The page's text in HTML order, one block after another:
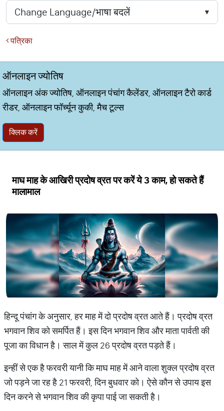
पत्रिका
ऑनलाइन ज्योतिष
ऑनलाइन अंक ज्योतिष, ऑनलाइन पंचांग कैलेंडर, ऑनलाइन टैरो कार्ड
रीडर, ऑनलाइन फॉर्च्यून कुकी, मैच टूल्स
क्लिक करें
माघ माह के आखिरी प्रदोष व्रत पर करें ये 3 काम, हो सकते हैं
मालामाल
हिन्दू पंचांग के अनुसार, हर माह में दो प्रदोष व्रत आते हैं। प्रदोष व्रत
भगवान शिव को समर्पित हैं। इस दिन भगवान शिव और माता पार्वती की
पूजा का विधान है। साल में कुल 26 प्रदोष व्रत पड़ते हैं।
इन्हीं से एक है फरवरी यानी कि माघ माह में आने वाला शुक्ल प्रदोष व्रत
जो पड़ने जा रह है 21 फरवरी, दिन बुधवार को। ऐसे कौन से उपाय इस
दिन करने से भगवान शिव की कृपा पाई जा सकती है।